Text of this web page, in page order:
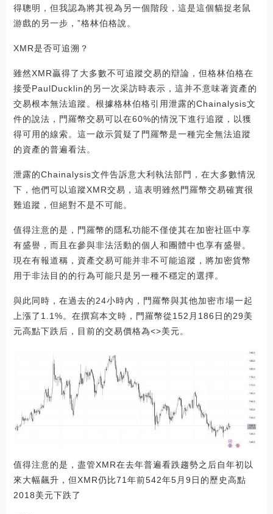
得聰明，但我認為將其視為另一個階段，這是這個貓捉老鼠
游戲的另一步，”格林伯格說。
XMR是否可追溯？
雖然XMR贏得了大多數不可追蹤交易的辯論，但格林伯格在
接受PaulDucklin的另一次采訪時表示，這并不意味著資產的
交易根本無法追蹤。根據格林伯格引用泄露的Chainalysis文
件的說法，門羅幣交易可以在60%的情況下進行追蹤，以獲
得可用的線索。這一啟示質疑了門羅幣是一種完全無法追蹤
的資產的普遍看法。
泄露的Chainalysis文件告訴意大利執法部門，在大多數情況
下，他們可以追蹤XMR交易，這表明雖然門羅幣交易確實很
難追蹤，但絕對不是不可能。
值得注意的是，門羅幣的隱私功能不僅使其在加密社區中享
有盛譽，而且在參與非法活動的個人和團體中也享有盛譽。
現在有報道稱，資產交易可能并非不可能追蹤，將加密貨幣
用于非法目的的行為可能只是另一種不穩定的選擇。
與此同時，在過去的24小時內，門羅幣與其他加密市場一起
上漲了1.1%。在撰寫本文時，門羅幣從152月186日的29美
元高點下跌后，目前的交易價格為<>美元。
值得注意的是，盡管XMR在去年普遍看跌趨勢之后自年初以
來大幅飆升，但XMR仍比71年前542年5月9日的歷史高點
2018美元下跌了